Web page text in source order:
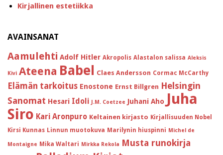
Kirjallinen estetiikka
AVAINSANAT
Aamulehti Adolf Hitler Akropolis Alastalon salissa Aleksis
Kivi Ateena Babel Claes Andersson Cormac McCarthy
Elämän tarkoitus Enostone Ernst Billgren Helsingin
Sanomat Hesari Idoli J.M. Coetzee Juhani Aho Juha
Siro Kari Aronpuro Keltainen kirjasto Kirjallisuuden Nobel
Kirsi Kunnas Linnun muotokuva Marilynin hiuspinni Michel de
Montaigne Mika Waltari Mirkka Rekola Musta runokirja